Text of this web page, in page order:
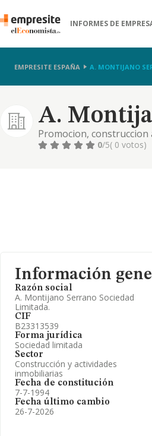
INFORMES DE
EMPRESITE ESPAÑA A. MONTIJANO
A.
Promocion,
asi como la adquisicion
0/5( 0 votos)
Información
Razón social
A. Montijano Serrano Sociedad
Limitada.
CIF
B23313539
Forma jurídica
Sociedad limitada
Sector
Construcción y actividades
inmobiliarias
Fecha de constitución
7-7-1994
Fecha último cambio
26-7-2026